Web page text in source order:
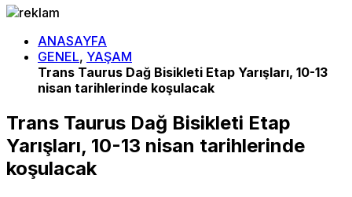
ANASAYFA
GENEL, YAŞAM
Trans Taurus Dağ Bisikleti Etap Yarışları, 10-13
nisan tarihlerinde koşulacak
Trans Taurus Dağ Bisikleti Etap
Yarışları, 10-13 nisan tarihlerinde
koşulacak